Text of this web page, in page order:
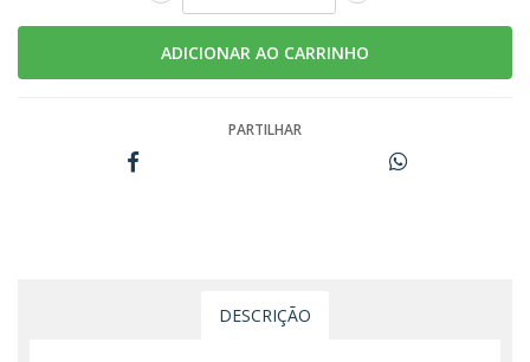
PARTILHAR
DESCRIÇÃO